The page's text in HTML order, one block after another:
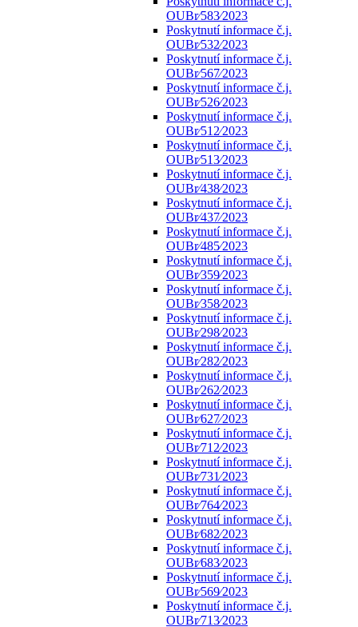
OUBr⁄583⁄2023
Poskytnutí informace č.j.
OUBr⁄532⁄2023
Poskytnutí informace č.j.
OUBr⁄567⁄2023
Poskytnutí informace č.j.
OUBr⁄526⁄2023
Poskytnutí informace č.j.
OUBr⁄512⁄2023
Poskytnutí informace č.j.
OUBr⁄513⁄2023
Poskytnutí informace č.j.
OUBr⁄438⁄2023
Poskytnutí informace č.j.
OUBr⁄437⁄2023
Poskytnutí informace č.j.
OUBr⁄485⁄2023
Poskytnutí informace č.j.
OUBr⁄359⁄2023
Poskytnutí informace č.j.
OUBr⁄358⁄2023
Poskytnutí informace č.j.
OUBr⁄298⁄2023
Poskytnutí informace č.j.
OUBr⁄282⁄2023
Poskytnutí informace č.j.
OUBr⁄262⁄2023
Poskytnutí informace č.j.
OUBr⁄627⁄2023
Poskytnutí informace č.j.
OUBr⁄712⁄2023
Poskytnutí informace č.j.
OUBr⁄731⁄2023
Poskytnutí informace č.j.
OUBr⁄764⁄2023
Poskytnutí informace č.j.
OUBr⁄682⁄2023
Poskytnutí informace č.j.
OUBr⁄683⁄2023
Poskytnutí informace č.j.
OUBr⁄569⁄2023
Poskytnutí informace č.j.
OUBr⁄713⁄2023